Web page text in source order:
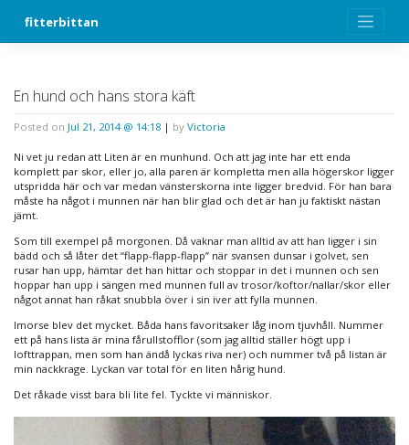
fitterbittan
En hund och hans stora käft
Posted on Jul 21, 2014 @ 14:18 | by Victoria
Ni vet ju redan att Liten är en munhund. Och att jag inte har ett enda
komplett par skor, eller jo, alla paren är kompletta men alla högerskor ligger
utspridda här och var medan vänsterskorna inte ligger bredvid. För han bara
måste ha något i munnen när han blir glad och det är han ju faktiskt nästan
jämt.
Som till exempel på morgonen. Då vaknar man alltid av att han ligger i sin
bädd och så låter det “flapp-flapp-flapp” när svansen dunsar i golvet, sen
rusar han upp, hämtar det han hittar och stoppar in det i munnen och sen
hoppar han upp i sängen med munnen full av trosor/koftor/nallar/skor eller
något annat han råkat snubbla över i sin iver att fylla munnen.
Imorse blev det mycket. Båda hans favoritsaker låg inom tjuvhåll. Nummer
ett på hans lista är mina fårullstofflor (som jag alltid ställer högt upp i
lofttrappan, men som han ändå lyckas riva ner) och nummer två på listan är
min nackkrage. Lyckan var total för en liten hårig hund.
Det råkade visst bara bli lite fel. Tyckte vi människor.